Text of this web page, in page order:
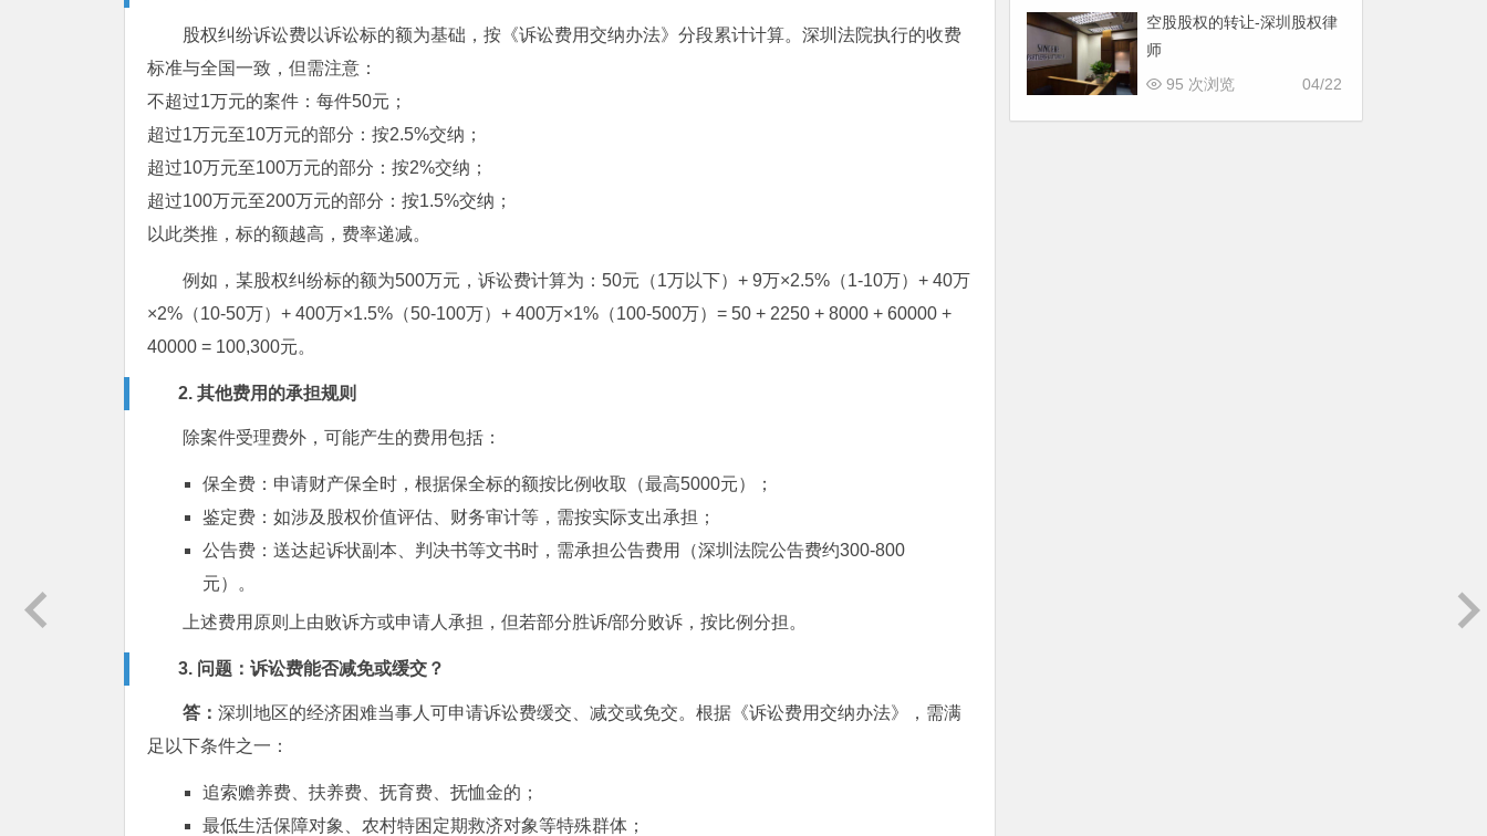
股权纠纷诉讼费以诉讼标的额为基础，按《诉讼费用交纳办法》分段累计计算。深圳法院执行的收费
标准与全国一致，但需注意：
不超过1万元的案件：每件50元；
超过1万元至10万元的部分：按2.5%交纳；
超过10万元至100万元的部分：按2%交纳；
超过100万元至200万元的部分：按1.5%交纳；
以此类推，标的额越高，费率递减。
例如，某股权纠纷标的额为500万元，诉讼费计算为：50元（1万以下）+ 9万×2.5%（1-10万）+ 40万
×2%（10-50万）+ 400万×1.5%（50-100万）+ 400万×1%（100-500万）= 50 + 2250 + 8000 + 60000 +
40000 = 100,300元。
2. 其他费用的承担规则
除案件受理费外，可能产生的费用包括：
保全费：申请财产保全时，根据保全标的额按比例收取（最高5000元）；
鉴定费：如涉及股权价值评估、财务审计等，需按实际支出承担；
公告费：送达起诉状副本、判决书等文书时，需承担公告费用（深圳法院公告费约300-800
元）。
上述费用原则上由败诉方或申请人承担，但若部分胜诉/部分败诉，按比例分担。
3. 问题：诉讼费能否减免或缓交？
答： 深圳地区的经济困难当事人可申请诉讼费缓交、减交或免交。根据《诉讼费用交纳办法》，需满
足以下条件之一：
追索赡养费、扶养费、抚育费、抚恤金的；
最低生活保障对象、农村特困定期救济对象等特殊群体；
空股股权的转让-深圳股权律
师
04/22
95 次浏览